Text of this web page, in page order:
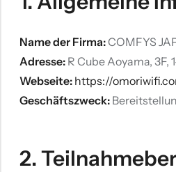
Name der Firma:COMFYS
Adresse: R Cube Aoyama, 3F,
Webseite: https://
Geschäftszweck:
2.